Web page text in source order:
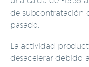
de subcontratación
pasado.
La actividad
desacelerar debido